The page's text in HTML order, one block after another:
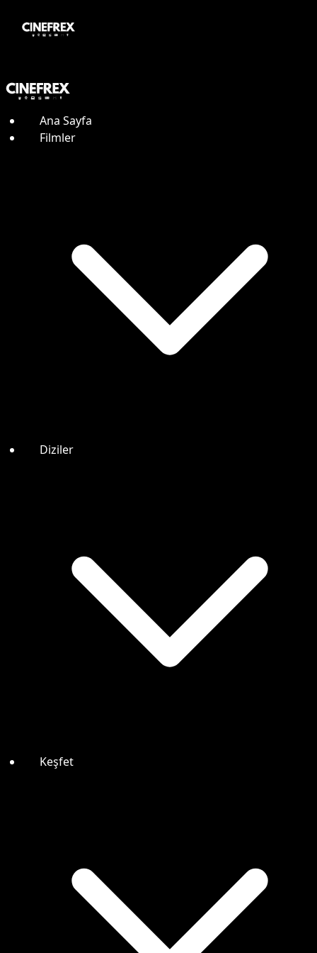
Ana Sayfa
Filmler
Diziler
Keşfet